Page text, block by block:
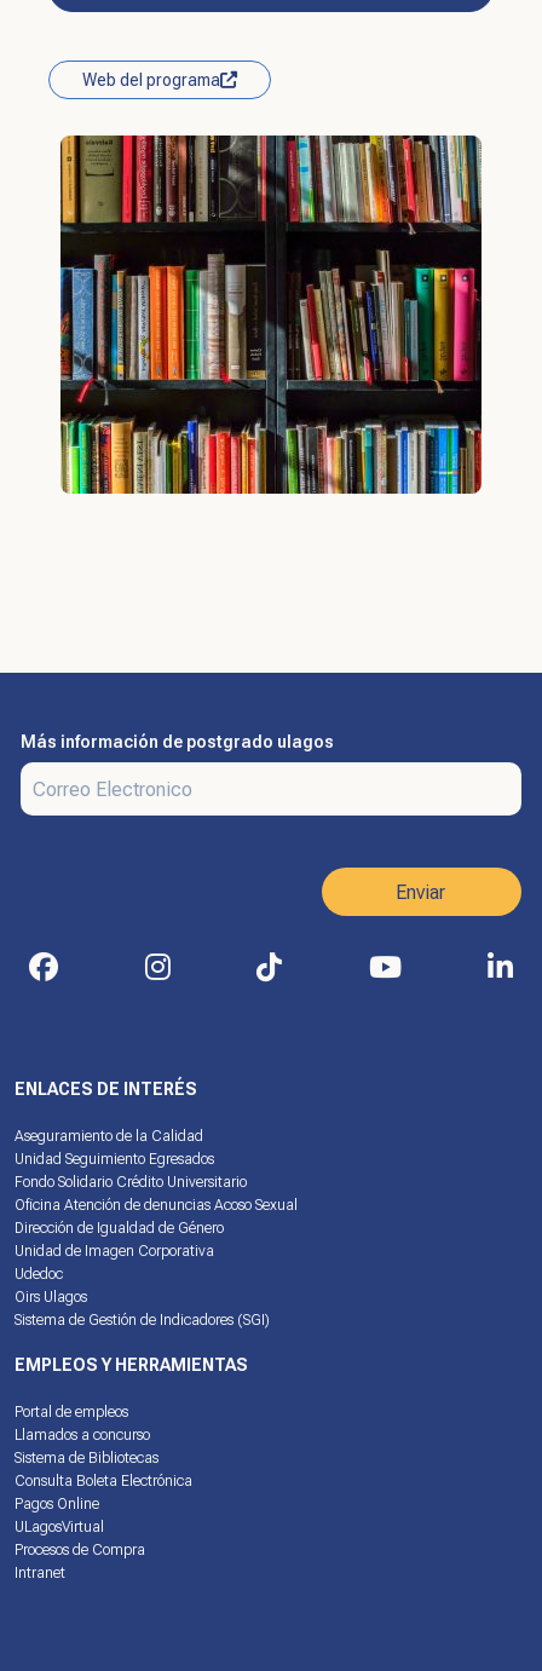
Web del programa
ENLACES DE INTERÉS
Aseguramiento de la Calidad
Unidad Seguimiento Egresados
Fondo Solidario Crédito Universitario
Oficina Atención de denuncias Acoso Sexual
Dirección de Igualdad de Género
Unidad de Imagen Corporativa
Udedoc
Oirs Ulagos
Sistema de Gestión de Indicadores (SGI)
EMPLEOS Y HERRAMIENTAS
Portal de empleos
Llamados a concurso
Sistema de Bibliotecas
Consulta Boleta Electrónica
Pagos Online
ULagosVirtual
Procesos de Compra
Intranet
Más información de postgrado ulagos